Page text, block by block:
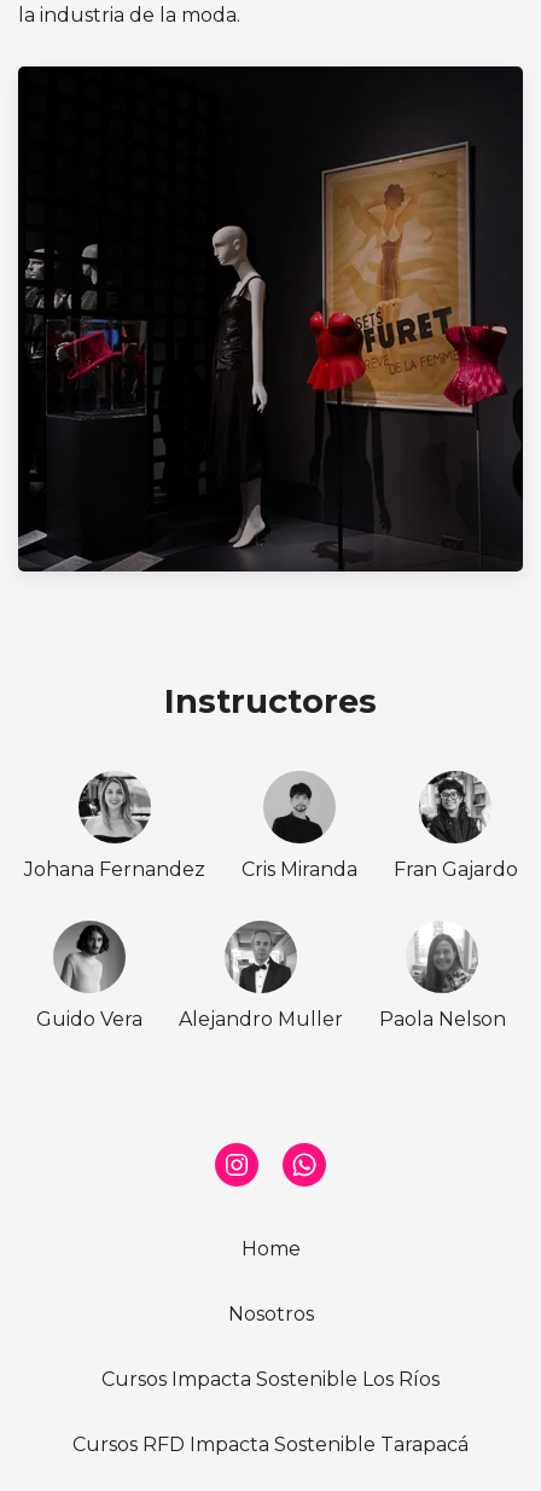
la industria de la moda.
Instructores
Johana Fernandez Cris Miranda Fran Gajardo
Guido Vera Alejandro Muller Paola Nelson
Home
Nosotros
Cursos Impacta Sostenible Los Ríos
Cursos RFD Impacta Sostenible Tarapacá